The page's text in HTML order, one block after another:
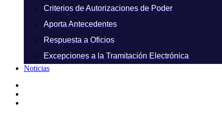
Criterios de Autorizaciones de Poder
Aporta Antecedentes
Respuesta a Oficios
Excepciones a la Tramitación Electrónica
Noticias